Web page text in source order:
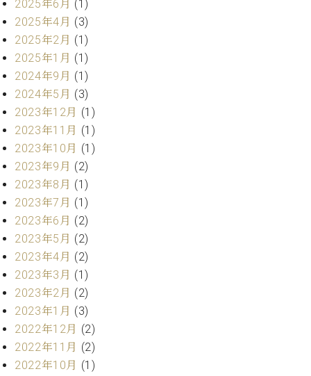
ノ
C.
ヒ
シ
ュ
タ
イ
ン
コ
ン
サ
ー
ト
ア
プ
ラ
イ
ト
ピ
ア
ノ
タ
オ
納
入
実
績
音
室
ご
愛
用
者
の
ン
ン
ク
ー
ル
音
楽
教
セ
ン
ト
ム
東
京
店
長
ご
拶
展
示
情
報
ホー
ル・
スタ
ジオ
レン
タル
ホー
2025年6月 (1)
2025年4月 (3)
2025年2月 (1)
2025年1月 (1)
2024年9月 (1)
2024年5月 (3)
2023年12月 (1)
2023年11月 (1)
2023年10月 (1)
2023年9月 (2)
2023年8月 (1)
2023年7月 (1)
2023年6月 (2)
2023年5月 (2)
2023年4月 (2)
2023年3月 (1)
2023年2月 (2)
2023年1月 (3)
2022年12月 (2)
2022年11月 (2)
2022年10月 (1)